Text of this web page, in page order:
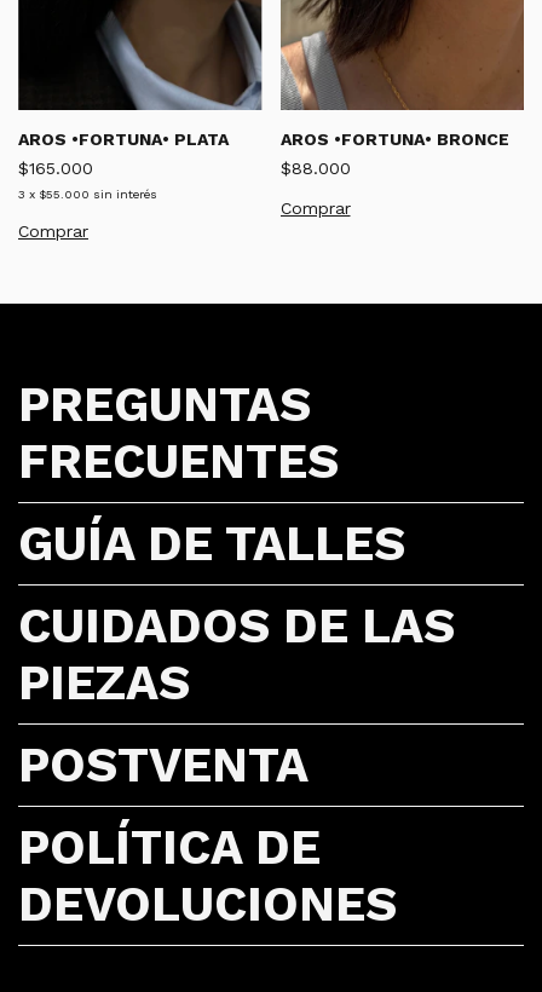
AROS •FORTUNA• PLATA
$165.000
3 x $55.000 sin interés
AROS •FORTUNA• BRONCE
$88.000
PREGUNTAS
FRECUENTES
GUÍA DE TALLES
CUIDADOS DE LAS
PIEZAS
POSTVENTA
POLÍTICA DE
DEVOLUCIONES